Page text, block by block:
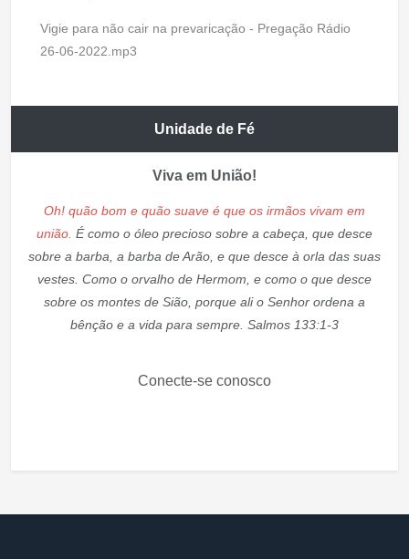
Vigie para não cair na prevaricação - Pregação Rádio
26-06-2022.mp3
Unidade de Fé
Viva em União!
Oh! quão bom e quão suave é que os irmãos vivam em
união. É como o óleo precioso sobre a cabeça, que desce
sobre a barba, a barba de Arão, e que desce à orla das suas
vestes. Como o orvalho de Hermom, e como o que desce
sobre os montes de Sião, porque ali o Senhor ordena a
bênção e a vida para sempre. Salmos 133:1-3
Conecte-se conosco